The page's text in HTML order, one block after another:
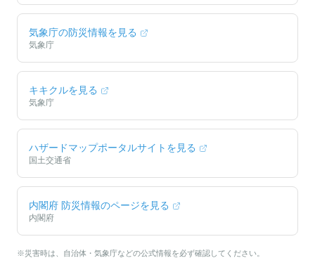
気象庁の防災情報を見る
気象庁
キキクルを見る
気象庁
ハザードマップポータルサイトを見る
国土交通省
内閣府 防災情報のページを見る
内閣府
※災害時は、自治体・気象庁などの公式情報を必ず確認してください。